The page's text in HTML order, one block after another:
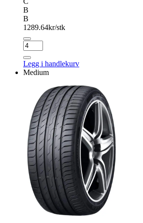
B
B
1289.64kr/stk
MAZZINI
ECO602
antall
Legg i handlekurv
Medium